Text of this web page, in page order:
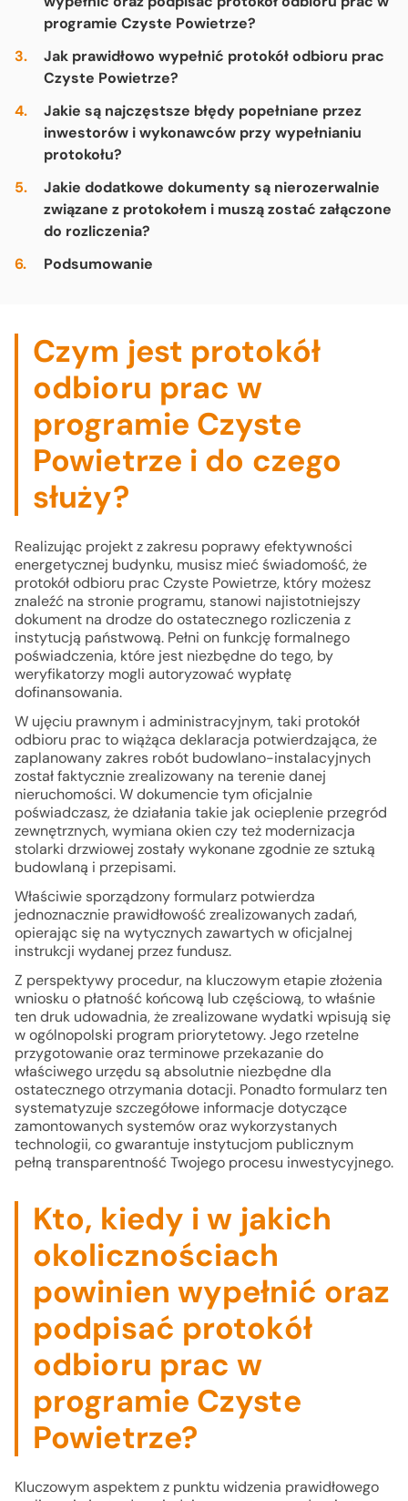
programie Czyste Powietrze?
Jak prawidłowo wypełnić protokół odbioru prac
Czyste Powietrze?
Jakie są najczęstsze błędy popełniane przez
inwestorów i wykonawców przy wypełnianiu
protokołu?
Jakie dodatkowe dokumenty są nierozerwalnie
związane z protokołem i muszą zostać załączone
do rozliczenia?
Podsumowanie
Czym jest protokół
odbioru prac w
programie Czyste
Powietrze i do czego
służy?
Realizując projekt z zakresu poprawy efektywności
energetycznej budynku, musisz mieć świadomość, że
protokół odbioru prac Czyste Powietrze, który możesz
znaleźć na stronie programu, stanowi najistotniejszy
dokument na drodze do ostatecznego rozliczenia z
instytucją państwową. Pełni on funkcję formalnego
poświadczenia, które jest niezbędne do tego, by
weryfikatorzy mogli autoryzować wypłatę
dofinansowania.
W ujęciu prawnym i administracyjnym, taki protokół
odbioru prac to wiążąca deklaracja potwierdzająca, że
zaplanowany zakres robót budowlano-instalacyjnych
został faktycznie zrealizowany na terenie danej
nieruchomości. W dokumencie tym oficjalnie
poświadczasz, że działania takie jak ocieplenie przegród
zewnętrznych, wymiana okien czy też modernizacja
stolarki drzwiowej zostały wykonane zgodnie ze sztuką
budowlaną i przepisami.
Właściwie sporządzony formularz potwierdza
jednoznacznie prawidłowość zrealizowanych zadań,
opierając się na wytycznych zawartych w oficjalnej
instrukcji wydanej przez fundusz.
Z perspektywy procedur, na kluczowym etapie złożenia
wniosku o płatność końcową lub częściową, to właśnie
ten druk udowadnia, że zrealizowane wydatki wpisują się
w ogólnopolski program priorytetowy. Jego rzetelne
przygotowanie oraz terminowe przekazanie do
właściwego urzędu są absolutnie niezbędne dla
ostatecznego otrzymania dotacji. Ponadto formularz ten
systematyzuje szczegółowe informacje dotyczące
zamontowanych systemów oraz wykorzystanych
technologii, co gwarantuje instytucjom publicznym
pełną transparentność Twojego procesu inwestycyjnego.
Kto, kiedy i w jakich
okolicznościach
powinien wypełnić oraz
podpisać protokół
odbioru prac w
programie Czyste
Powietrze?
Kluczowym aspektem z punktu widzenia prawidłowego